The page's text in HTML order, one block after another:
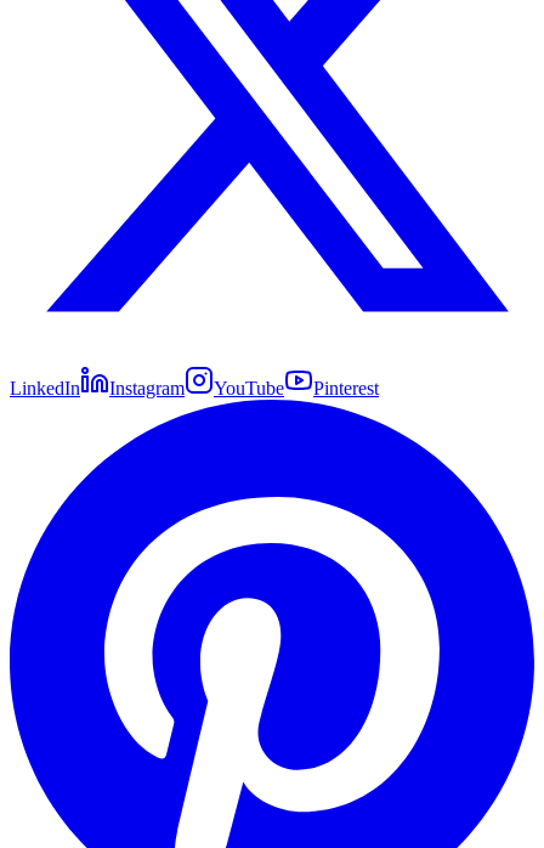
LinkedIn Instagram YouTube Pinterest